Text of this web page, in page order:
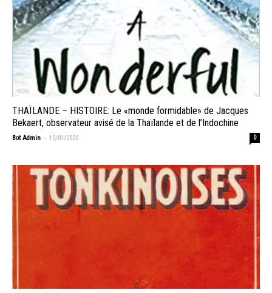
THAÏLANDE – HISTOIRE: Le «monde formidable» de Jacques
Bekaert, observateur avisé de la Thaïlande et de l’Indochine
Bot Admin - 13/01/2020 0